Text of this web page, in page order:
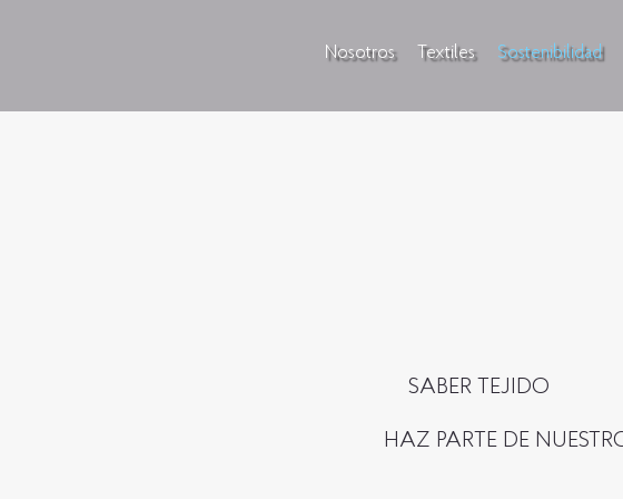
Nosotros Textiles Sostenibilidad
SABER TEJIDO
HAZ PARTE DE